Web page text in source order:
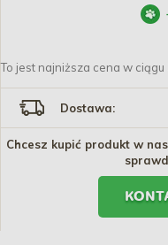
To jest najniższa cena w ciągu
Dostawa:
Chcesz kupić produkt w